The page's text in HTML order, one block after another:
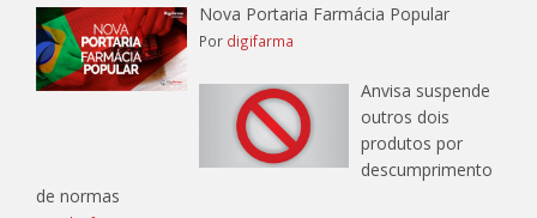
Nova Portaria Farmácia Popular
Por digifarma
Anvisa suspende
outros dois
produtos por
descumprimento
de normas